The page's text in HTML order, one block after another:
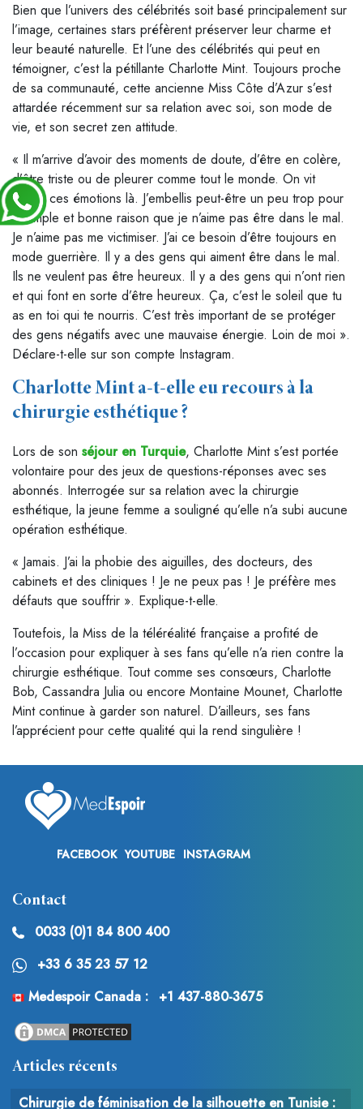
Bien que l’univers des célébrités soit basé principalement sur
l’image, certaines stars préfèrent préserver leur charme et
leur beauté naturelle. Et l’une des célébrités qui peut en
témoigner, c’est la pétillante Charlotte Mint. Toujours proche
de sa communauté, cette ancienne Miss Côte d’Azur s’est
attardée récemment sur sa relation avec soi, son mode de
vie, et son secret zen attitude.
« Il m’arrive d’avoir des moments de doute, d’être en colère,
d’être triste ou de pleurer comme tout le monde. On vit
toutes ces émotions là. J’embellis peut-être un peu trop pour
la simple et bonne raison que je n’aime pas être dans le mal.
Je n’aime pas me victimiser. J’ai ce besoin d’être toujours en
mode guerrière. Il y a des gens qui aiment être dans le mal.
Ils ne veulent pas être heureux. Il y a des gens qui n’ont rien
et qui font en sorte d’être heureux. Ça, c’est le soleil que tu
as en toi qui te nourris. C’est très important de se protéger
des gens négatifs avec une mauvaise énergie. Loin de moi ».
Déclare-t-elle sur son compte Instagram.
Charlotte Mint a-t-elle eu recours à la
chirurgie esthétique ?
Lors de son séjour en Turquie, Charlotte Mint s’est portée
volontaire pour des jeux de questions-réponses avec ses
abonnés. Interrogée sur sa relation avec la chirurgie
esthétique, la jeune femme a souligné qu’elle n’a subi aucune
opération esthétique.
« Jamais. J’ai la phobie des aiguilles, des docteurs, des
cabinets et des cliniques ! Je ne peux pas ! Je préfère mes
défauts que souffrir ». Explique-t-elle.
Toutefois, la Miss de la téléréalité française a profité de
l’occasion pour expliquer à ses fans qu’elle n’a rien contre la
chirurgie esthétique. Tout comme ses consœurs, Charlotte
Bob, Cassandra Julia ou encore Montaine Mounet, Charlotte
Mint continue à garder son naturel. D’ailleurs, ses fans
l’apprécient pour cette qualité qui la rend singulière !
FACEBOOK YOUTUBE INSTAGRAM
Contact
0033 (0)1 84 800 400
+33 6 35 23 57 12
Medespoir Canada :
+1 437-880-3675
Articles récents
Chirurgie de féminisation de la silhouette en Tunisie :